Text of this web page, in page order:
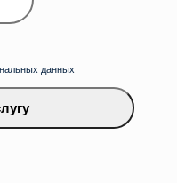
данных